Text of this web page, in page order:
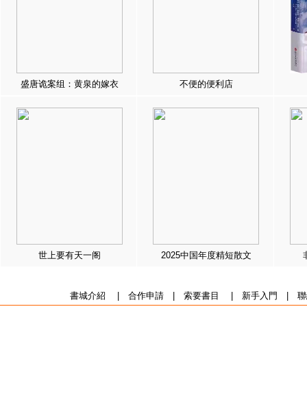
盛唐诡案组：黄泉的嫁衣 不便的便利店
世上要有天一阁 2025中国年度精短散文
書城介紹 合作申請| 索要書目 新手入門